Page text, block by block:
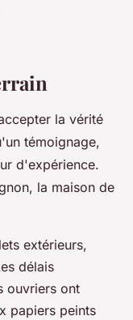
la vérité
témoignage,
d'expérience.
la maison de
extérieurs,
délais
ouvriers ont
papiers peints